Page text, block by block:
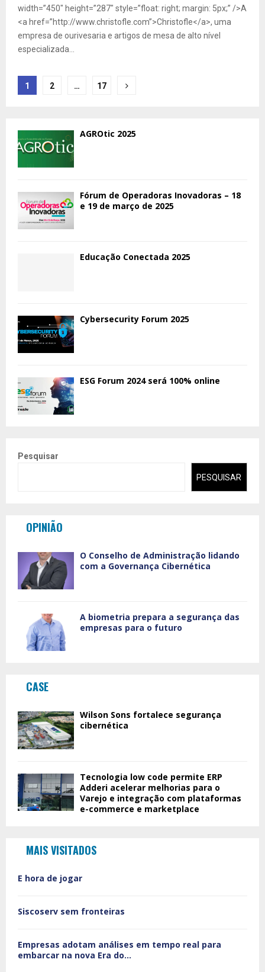
width=”450″ height=”287″ style=”float: right; margin: 5px;” />A
<a href=”http://www.christofle.com”>Christofle</a>, uma
empresa de ourivesaria e artigos de mesa de alto nível
especializada...
Navegação
posts
1 2 … 17
AGROtic 2025
Fórum de Operadoras Inovadoras – 18
e 19 de março de 2025
Educação Conectada 2025
Cybersecurity Forum 2025
ESG Forum 2024 será 100% online
Pesquisar
PESQUISAR
OPINIÃO
O Conselho de Administração lidando
com a Governança Cibernética
A biometria prepara a segurança das
empresas para o futuro
CASE
Wilson Sons fortalece segurança
cibernética
Tecnologia low code permite ERP
Adderi acelerar melhorias para o
Varejo e integração com plataformas
e-commerce e marketplace
MAIS VISITADOS
É hora de jogar
Siscoserv sem fronteiras
Empresas adotam análises em tempo real para
embarcar na nova Era do...